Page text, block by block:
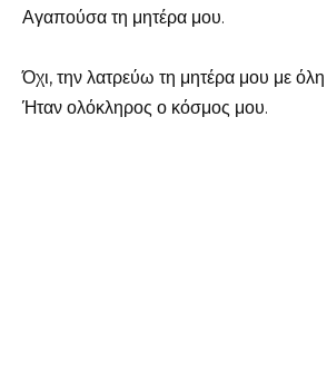
Αγαπούσα τη μητέρα μου.
Όχι, την λατρεύω τη μητέρα μου με
Ήταν ολόκληρος ο κόσμος μου.